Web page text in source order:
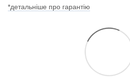
*детальніше про гарантію